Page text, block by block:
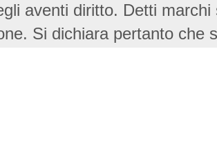
aventi diritto. Detti
Si dichiara pertanto che